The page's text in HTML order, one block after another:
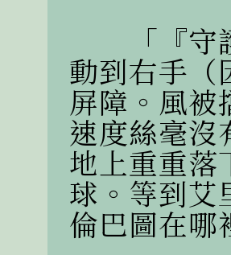
「『守護
動到右手（
屏障。風被
速度絲毫沒
地上重重落
球。等到艾
倫巴圖在哪